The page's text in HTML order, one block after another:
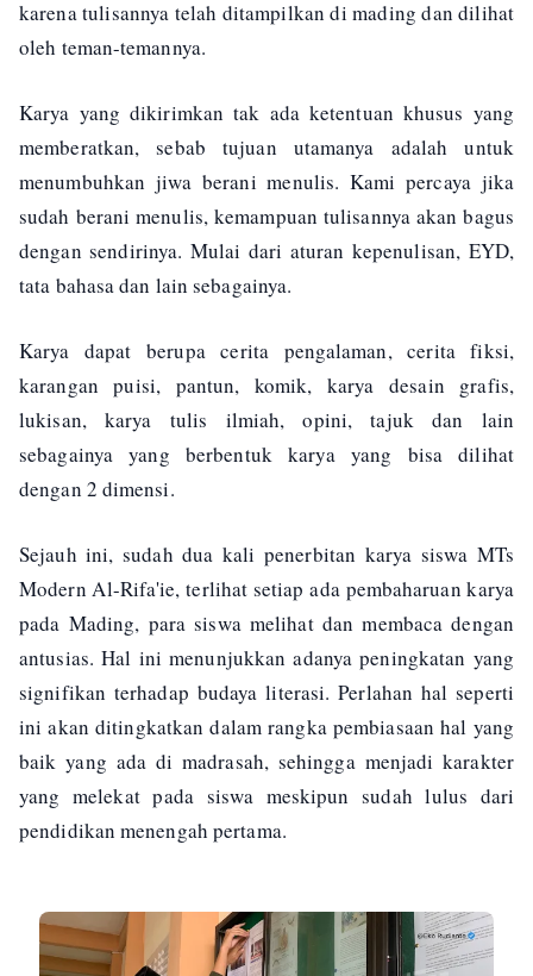
karena tulisannya telah ditampilkan di mading dan dilihat
oleh teman-temannya.
Karya yang dikirimkan tak ada ketentuan khusus yang
memberatkan, sebab tujuan utamanya adalah untuk
menumbuhkan jiwa berani menulis. Kami percaya jika
sudah berani menulis, kemampuan tulisannya akan bagus
dengan sendirinya. Mulai dari aturan kepenulisan, EYD,
tata bahasa dan lain sebagainya.
Karya dapat berupa cerita pengalaman, cerita fiksi,
karangan puisi, pantun, komik, karya desain grafis,
lukisan, karya tulis ilmiah, opini, tajuk dan lain
sebagainya yang berbentuk karya yang bisa dilihat
dengan 2 dimensi.
Sejauh ini, sudah dua kali penerbitan karya siswa MTs
Modern Al-Rifa'ie, terlihat setiap ada pembaharuan karya
pada Mading, para siswa melihat dan membaca dengan
antusias. Hal ini menunjukkan adanya peningkatan yang
signifikan terhadap budaya literasi. Perlahan hal seperti
ini akan ditingkatkan dalam rangka pembiasaan hal yang
baik yang ada di madrasah, sehingga menjadi karakter
yang melekat pada siswa meskipun sudah lulus dari
pendidikan menengah pertama.